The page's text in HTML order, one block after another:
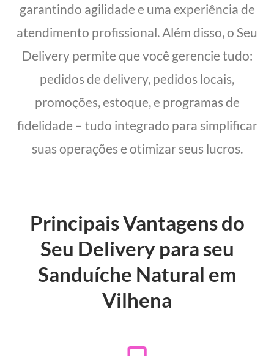
garantindo agilidade e uma experiência de
atendimento profissional. Além disso, o Seu
Delivery permite que você gerencie tudo:
pedidos de delivery, pedidos locais,
promoções, estoque, e programas de
fidelidade – tudo integrado para simplificar
suas operações e otimizar seus lucros.
Principais Vantagens do
Seu Delivery para seu
Sanduíche Natural em
Vilhena